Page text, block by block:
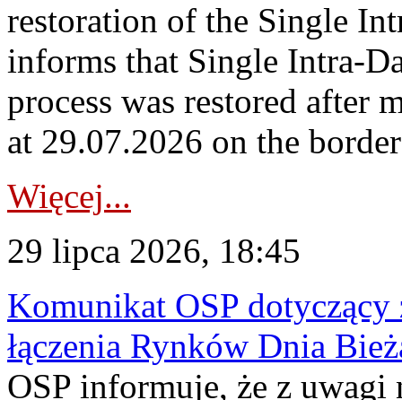
restoration of the Single
informs that Single Intra-
process was restored after
at 29.07.2026 on the
Więcej...
29 lipca 2026, 18:45
Komunikat OSP dotyczący
łączenia Rynków Dnia
OSP informuje, że z uwagi